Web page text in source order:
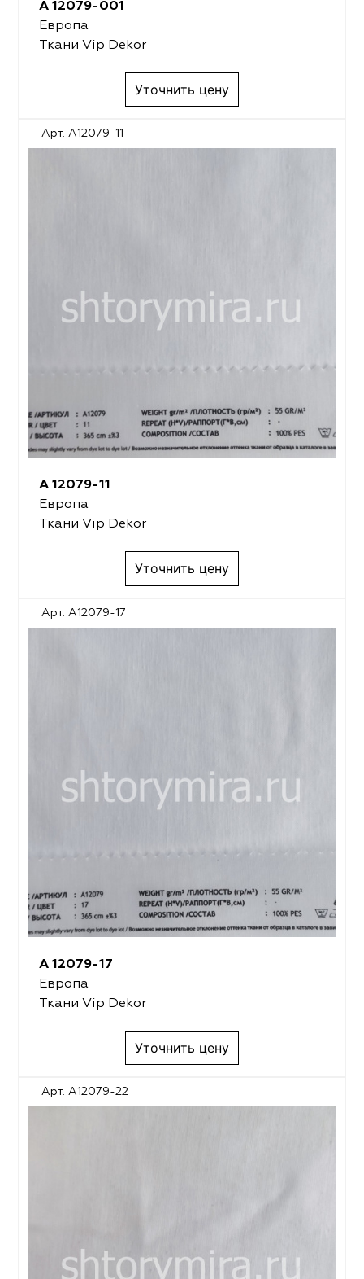
A 12079-001
Европа
Ткани Vip Dekor
Уточнить цену
Арт. A12079-11
A 12079-11
Европа
Ткани Vip Dekor
Уточнить цену
Арт. A12079-17
A 12079-17
Европа
Ткани Vip Dekor
Уточнить цену
Арт. A12079-22